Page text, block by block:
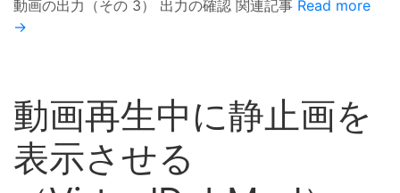
動画の出力（その 3） 出力の確認 関連記事 Read more
→
動画再生中に静止画を
表示させる